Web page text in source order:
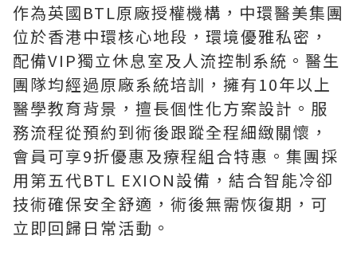
作為英國BTL原廠授權機構，中環醫美集團
位於香港中環核心地段，環境優雅私密，
配備VIP獨立休息室及人流控制系統。醫生
團隊均經過原廠系統培訓，擁有10年以上
醫學教育背景，擅長個性化方案設計。服
務流程從預約到術後跟蹤全程細緻關懷，
會員可享9折優惠及療程組合特惠。集團採
用第五代BTL EXION設備，結合智能冷卻
技術確保安全舒適，術後無需恢復期，可
立即回歸日常活動。